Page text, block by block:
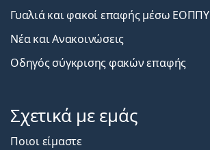
Γυαλιά και φακοί επαφής μέσω ΕΟΠΠΥ
Νέα και Ανακοινώσεις
Οδηγός σύγκρισης φακών επαφής
Σχετικά με εμάς
Ποιοι είμαστε